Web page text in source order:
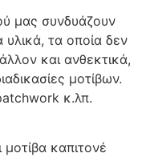
μας συνδυάζουν
υλικά, τα οποία δεν
και ανθεκτικά,
μοτίβων.
κ.λπ.
καπιτονέ